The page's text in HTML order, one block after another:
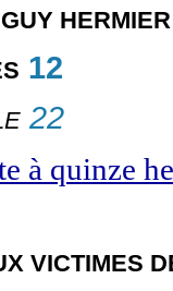
HERMIER
12
22
à quinze
VICTIMES